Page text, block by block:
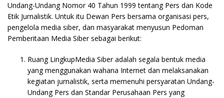
Undang-Undang Nomor 40 Tahun 1999 tentang Pers dan Kode
Etik Jurnalistik. Untuk itu Dewan Pers bersama organisasi pers,
pengelola media siber, dan masyarakat menyusun Pedoman
Pemberitaan Media Siber sebagai berikut:
Ruang LingkupMedia Siber adalah segala bentuk media
yang menggunakan wahana Internet dan melaksanakan
kegiatan jurnalistik, serta memenuhi persyaratan Undang-
Undang Pers dan Standar Perusahaan Pers yang